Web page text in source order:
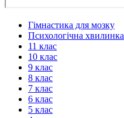
Гімнастика для мозку
Психологічна хвилинка
11 клас
10 клас
9 клас
8 клас
7 клас
6 клас
5 клас